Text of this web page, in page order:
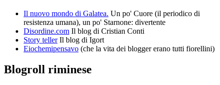
Il nuovo mondo di Galatea. Un po' Cuore (il periodico di
resistenza umana), un po' Starnone: divertente
Disordine.com Il blog di Cristian Conti
Story tellerIl blog di Igort
Eiochemipensavo (che la vita dei blogger erano tutti fiorellini)
Blogroll riminese